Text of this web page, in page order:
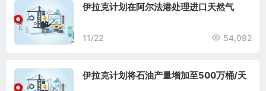
伊拉克计划在阿尔法港处理进口天然气
11/22 54,092
伊拉克计划将石油产量增加至500万桶/天